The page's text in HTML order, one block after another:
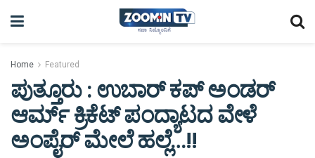
Home Featured
ಪುತ್ತೂರು : ಉಬಾರ್ ಕಪ್ ಅಂಡರ್
ಆರ್ಮ್ ಕ್ರಿಕೆಟ್ ಪಂದ್ಯಾಟದ ವೇಳೆ
ಅಂಪೈರ್ ಮೇಲೆ ಹಲ್ಲೆ…!!